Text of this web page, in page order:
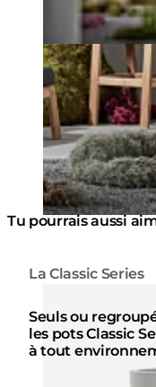
La Classic Series
Seuls ou
les pots Classic
à tout
Tu pourrais aussi
Couleurs: